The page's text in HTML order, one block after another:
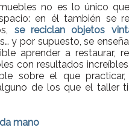
no es lo único
en él también se
se reciclan objetos
y por supuesto, se
aprender a restaurar,
con resultados
sobre el que practicar,
de los que el taller
mano